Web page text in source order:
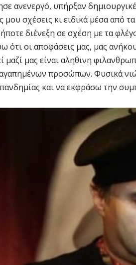
ανενεργό, υπήρξαν
μου σχέσεις κι ειδικά μέσα από
διένεξη σε σχέση με τα
ότι οι αποφάσεις μας, μας
μαζί μας είναι αληθινη
προσώπων. Φυσικά
και να εκφράσω την